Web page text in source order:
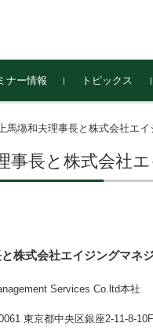
ナー情報 トピックス
馬塲和夫理事長と株式会社エ
事長と株式会社
と株式会社エイジングマネ
Services Co.ltd本社
東京都中央区銀座2-11-8-10F